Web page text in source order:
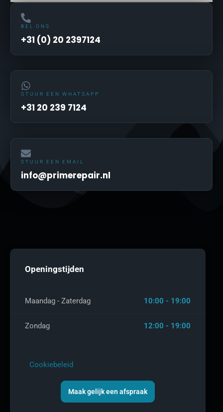
BEL ONS
+31 (0) 20 2397124
STUUR EEN WHATSAPP
+31 20 239 7124
STUUR EEN EMAIL
info@primerepair.nl
Openingstijden
Maandag - Zaterdag 10:00 - 19:00
Zondag 12:00 - 19:00
Cookiebeleid
Maak gelijk een afspraak